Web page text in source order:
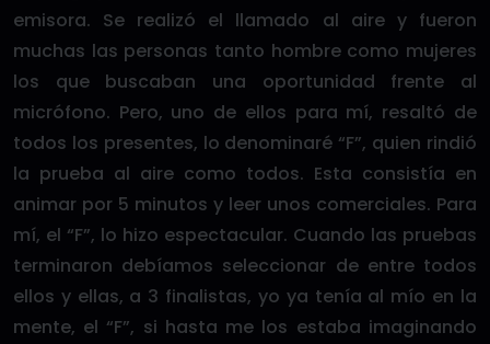
emisora. Se realizó el llamado al aire y fueron
muchas las personas tanto hombre como mujeres
los que buscaban una oportunidad frente al
micrófono. Pero, uno de ellos para mí, resaltó de
todos los presentes, lo denominaré “F”, quien rindió
la prueba al aire como todos. Esta consistía en
animar por 5 minutos y leer unos comerciales. Para
mí, el “F”, lo hizo espectacular. Cuando las pruebas
terminaron debíamos seleccionar de entre todos
ellos y ellas, a 3 finalistas, yo ya tenía al mío en la
mente, el “F”, si hasta me los estaba imaginando